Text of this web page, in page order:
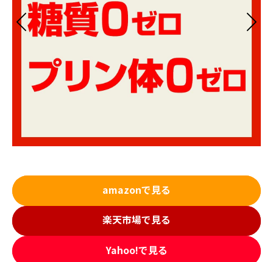
amazonで見る
楽天市場で見る
Yahoo!で見る